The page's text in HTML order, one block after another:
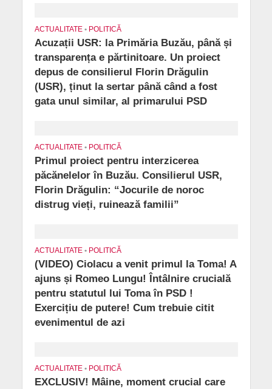
ACTUALITATE • POLITICĂ
Acuzații USR: la Primăria Buzău, până și
transparența e părtinitoare. Un proiect
depus de consilierul Florin Drăgulin
(USR), ținut la sertar până când a fost
gata unul similar, al primarului PSD
ACTUALITATE • POLITICĂ
Primul proiect pentru interzicerea
păcănelelor în Buzău. Consilierul USR,
Florin Drăgulin: “Jocurile de noroc
distrug vieți, ruinează familii”
ACTUALITATE • POLITICĂ
(VIDEO) Ciolacu a venit primul la Toma! A
ajuns și Romeo Lungu! Întâlnire crucială
pentru statutul lui Toma în PSD !
Exercițiu de putere! Cum trebuie citit
evenimentul de azi
ACTUALITATE • POLITICĂ
EXCLUSIV! Mâine, moment crucial care